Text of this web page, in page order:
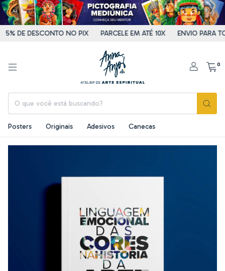
5% DE DESCONTO NO PIX PARCELE EM ATÉ 10X ENVIO PARA
0
Posters Originais Adesivos Canecas